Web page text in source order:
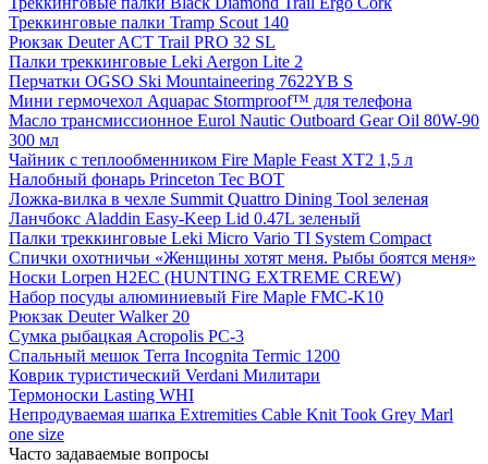
Треккинговые палки Tramp Scout 140
Рюкзак Deuter ACT Trail PRO 32 SL
Палки треккинговые Leki Aergon Lite 2
Перчатки OGSO Ski Mountaineering 7622YB S
Мини гермочехол Aquapac Stormproof™ для телефона
Масло трансмиссионное Eurol Nautic Outboard Gear Oil 80W-90
300 мл
Чайник с теплообменником Fire Maple Feast XT2 1,5 л
Налобный фонарь Princeton Tec BOT
Ложка-вилка в чехле Summit Quattro Dining Tool зеленая
Ланчбокс Aladdin Easy-Keep Lid 0.47L зеленый
Палки треккинговые Leki Micro Vario TI System Compact
Спички охотничьи «Женщины хотят меня. Рыбы боятся меня»
Носки Lorpen H2EC (HUNTING EXTREME CREW)
Набор посуды алюминиевый Fire Maple FMC-K10
Рюкзак Deuter Walker 20
Сумка рыбацкая Acropolis РС-3
Спальный мешок Terra Incognita Termic 1200
Коврик туристический Verdani Милитари
Термоноски Lasting WHI
Непродуваемая шапка Extremities Cable Knit Took Grey Marl
one size
Часто задаваемые вопросы